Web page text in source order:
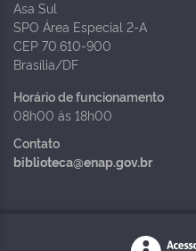
Asa Sul
SPO Área Especial 2-A
CEP 70.610-900
Brasília/DF
Horário de funcionamento
08h00 às 18h00
Contato
biblioteca@enap.gov.br